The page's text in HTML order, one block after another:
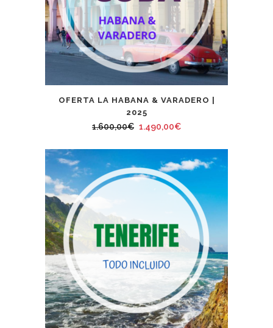
OFERTA LA HABANA & VARADERO |
2025
1.600,00€ El
era:
1.600,00€.
1.490,00€El
actual
es:
1.490,00€.